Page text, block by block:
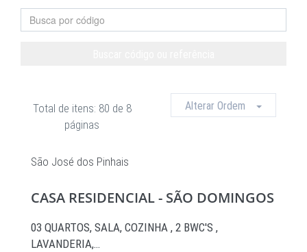
Total de itens: 80 de 8
páginas
Alterar Ordem
São José dos Pinhais
CASA RESIDENCIAL - SÃO DOMINGOS
03 QUARTOS, SALA, COZINHA , 2 BWC'S ,
LAVANDERIA,…